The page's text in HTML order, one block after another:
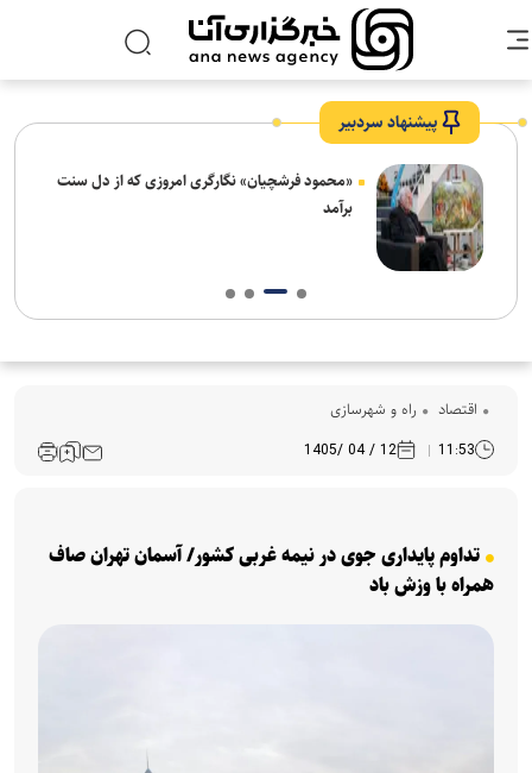
پیشنهاد سردبیر
«محمود فرشچیان» نگارگری امروزی که از دل سنت
برآمد
اقتصاد راه و شهرسازی
11:53
12 / 04 /1405
تداوم پایداری جوی در نیمه غربی کشور/ آسمان تهران صاف
همراه با وزش باد